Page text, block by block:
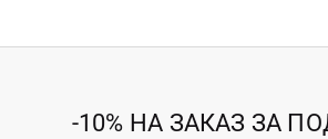
-10% НА ЗАКАЗ ЗА